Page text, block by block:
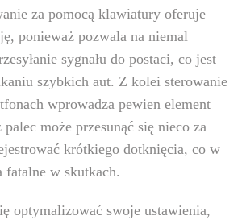
za pomocą klawiatury oferuje
ponieważ pozwala na niemal
sygnału do postaci, co jest
szybkich aut. Z kolei sterowanie
wprowadza pewien element
może przesunąć się nieco za
krótkiego dotknięcia, co w
w skutkach.
optymalizować swoje ustawienia,